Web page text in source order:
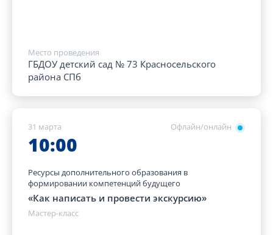
Место проведения
ГБДОУ детский сад № 73 Красносельского
района СПб
Офлайн/онлайн
31 марта
10:00
Ресурсы дополнительного образования в
формировании компетенций будущего
«Как написать и провести экскурсию»
Мастер-класс